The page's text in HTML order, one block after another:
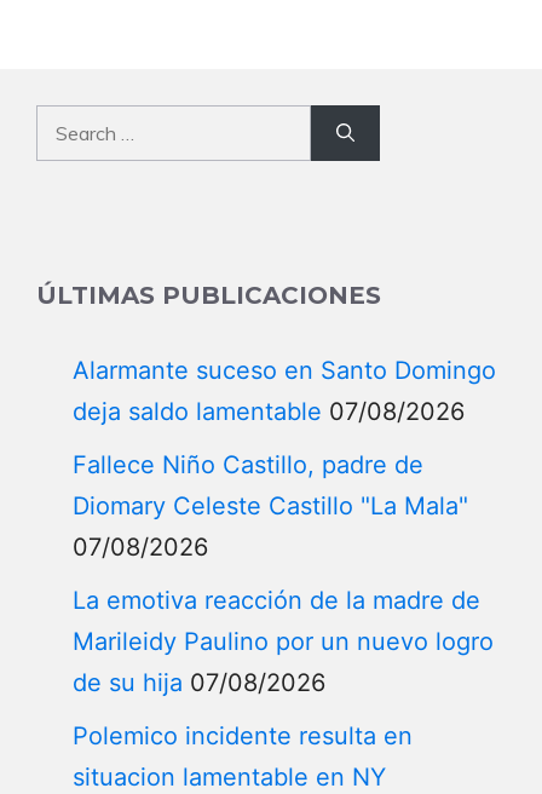
Search
for:
ÚLTIMAS PUBLICACIONES
Alarmante suceso en Santo Domingo
deja saldo lamentable 07/08/2026
Fallece Niño Castillo, padre de
Diomary Celeste Castillo "La Mala"
07/08/2026
La emotiva reacción de la madre de
Marileidy Paulino por un nuevo logro
de su hija 07/08/2026
Polemico incidente resulta en
situacion lamentable en NY